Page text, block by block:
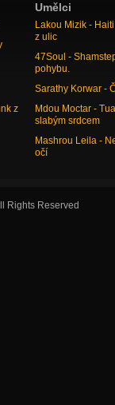
z
Umělci
Lakou Mizik -
z ulic
47Soul -
pohybu.
Sarathy Korwar -
Mdou Moctar -
slabým srdcem
Mashrou Leila -
očí
Rights Reserved